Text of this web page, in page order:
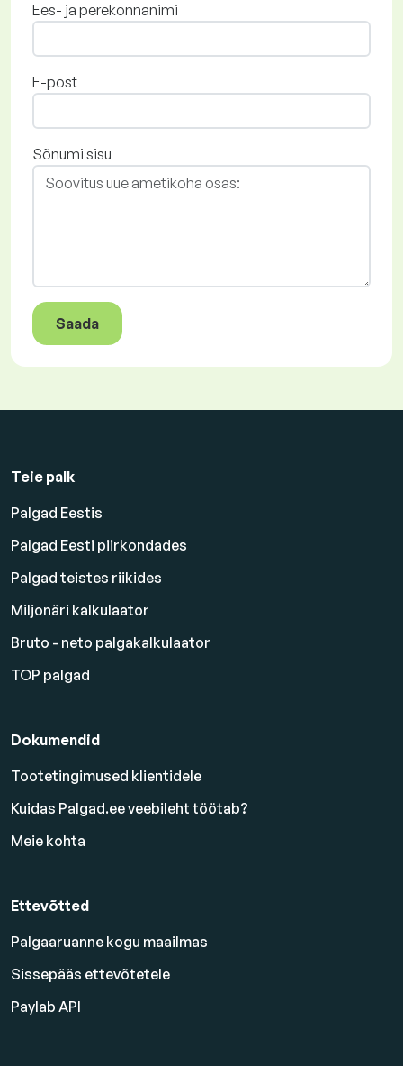
Ees- ja perekonnanimi
E-post
Sõnumi sisu
Saada
Teie palk
Palgad Eestis
Palgad Eesti piirkondades
Palgad teistes riikides
Miljonäri kalkulaator
Bruto - neto palgakalkulaator
TOP palgad
Dokumendid
Tootetingimused klientidele
Kuidas Palgad.ee veebileht töötab?
Meie kohta
Ettevõtted
Palgaaruanne kogu maailmas
Sissepääs ettevõtetele
Paylab API